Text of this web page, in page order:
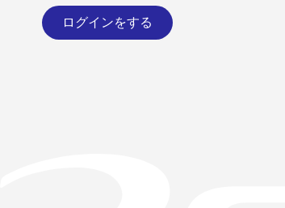
ログインをする